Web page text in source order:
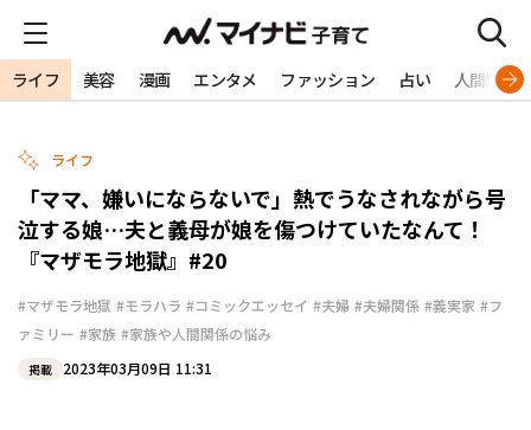
ライフ 美容 漫画 エンタメ ファッション 占い 人間関係
ライフ
「ママ、嫌いにならないで」熱でうなされながら号
泣する娘…夫と義母が娘を傷つけていたなんて！
『マザモラ地獄』#20
#マザモラ地獄 #モラハラ #コミックエッセイ #夫婦 #夫婦関係 #義実家 #フ
ァミリー #家族 #家族や人間関係の悩み
掲載 2023年03月09日 11:31